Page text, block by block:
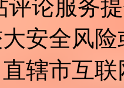
评论服务
安全风
辖市互